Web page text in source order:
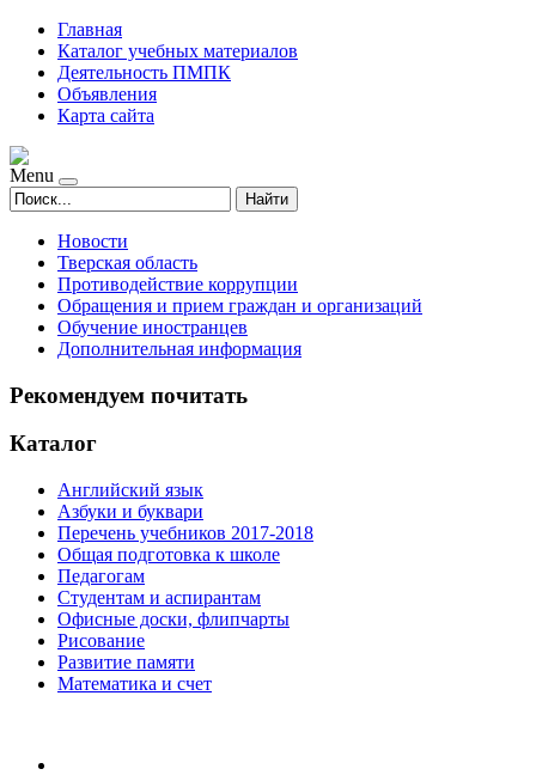
Главная
Каталог учебных материалов
Деятельность ПМПК
Объявления
Карта сайта
Menu
Найти
Новости
Тверская область
Противодействие коррупции
Обращения и прием граждан и организаций
Обучение иностранцев
Дополнительная информация
Рекомендуем почитать
Каталог
Английский язык
Азбуки и буквари
Перечень учебников 2017-2018
Общая подготовка к школе
Педагогам
Студентам и аспирантам
Офисные доски, флипчарты
Рисование
Развитие памяти
Математика и счет